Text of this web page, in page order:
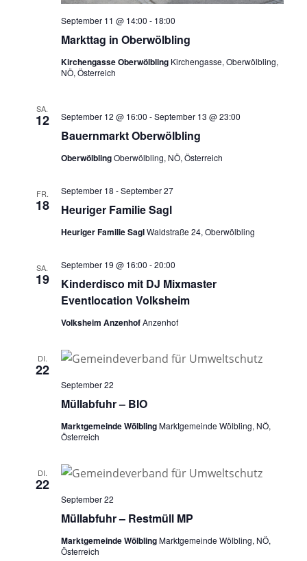
Markttag in Oberwölbling
September 11 @ 14:00 - 18:00
Kirchengasse Oberwölbling Kirchengasse, Oberwölbling,
NÖ, Österreich
SA.
12
Bauernmarkt Oberwölbling
September 12 @ 16:00 -September 13 @ 23:00
OberwölblingOberwölbling, NÖ, Österreich
FR.
18 Heuriger Familie Sagl
September 18 -September 27
Heuriger Familie SaglWaldstraße 24, Oberwölbling
SA.
19
Kinderdisco mit DJ Mixmaster
Eventlocation Volksheim
September 19 @ 16:00 -20:00
Volksheim AnzenhofAnzenhof
DI.
22
Müllabfuhr – BIO
September 22
Marktgemeinde WölblingMarktgemeinde Wölbling, NÖ,
Österreich
DI.
22
Müllabfuhr – Restmüll MP
September 22
Marktgemeinde WölblingMarktgemeinde Wölbling, NÖ,
Österreich